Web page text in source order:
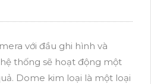
với đầu ghi hình và
thống sẽ hoạt động một
Dome kim loại là một loại